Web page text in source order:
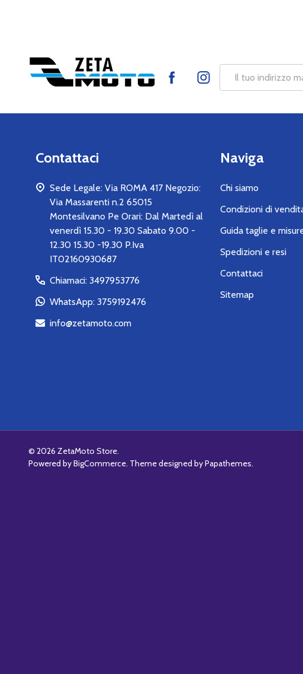
Footer
Indirizzo
Contattaci
Sede Legale: Via ROMA 417 Negozio:
Via Massarenti n.2 65015
Montesilvano Pe Orari: Dal Martedì al
venerdì 15.30 - 19.30 Sabato 9.00 -
12.30 15.30 -19.30 P.Iva
IT02160930687
Chiamaci: 3497953776
WhatsApp: 3759192476
info@zetamoto.com
Naviga
Chi siamo
Condizioni di
Guida taglie e
Spedizioni e resi
Contattaci
Sitemap
© 2026 ZetaMoto Store.
Powered byBigCommerce. Theme designed byPapathemes.